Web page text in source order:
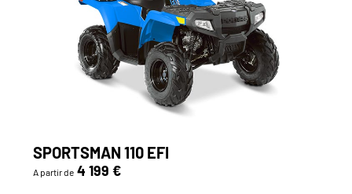
SPORTSMAN 110 EFI
A partir de 4 199 €